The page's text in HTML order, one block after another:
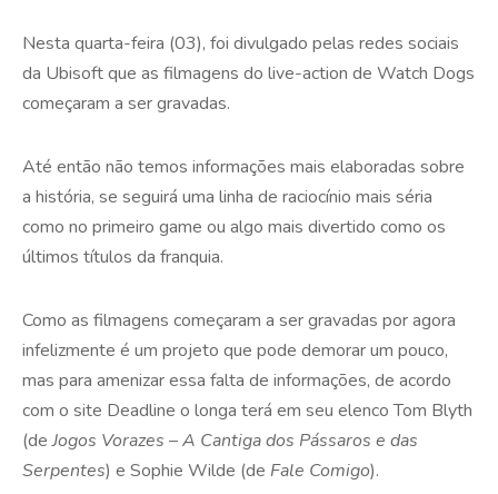
Nesta quarta-feira (03), foi divulgado pelas redes sociais
da Ubisoft que as filmagens do live-action de Watch Dogs
começaram a ser gravadas.
Até então não temos informações mais elaboradas sobre
a história, se seguirá uma linha de raciocínio mais séria
como no primeiro game ou algo mais divertido como os
últimos títulos da franquia.
Como as filmagens começaram a ser gravadas por agora
infelizmente é um projeto que pode demorar um pouco,
mas para amenizar essa falta de informações, de acordo
com o site Deadline o longa terá em seu elenco Tom Blyth
(deJogos Vorazes –A Cantiga dos Pássaros e das
Serpentes) e Sophie Wilde (de Fale Comigo).